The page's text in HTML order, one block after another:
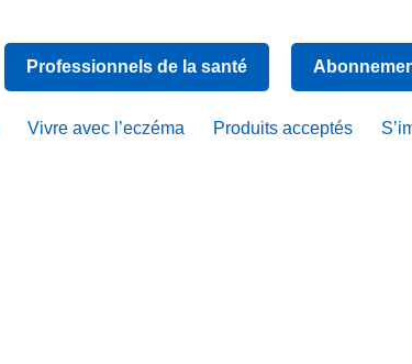
Professionnels de la santé
Vivre avec l’eczéma Produits acceptés